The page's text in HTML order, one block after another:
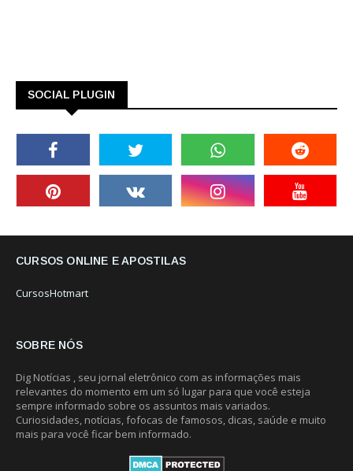
SOCIAL PLUGIN
CURSOS ONLINE E APOSTILAS
CursosHotmart
SOBRE NÓS
Dig Notícias , seu jornal eletrônico com as informações mais
relevantes do momento em um só lugar para que você esteja
sempre informado sobre os assuntos mais variados.
Curiosidades, notícias, fofocas de famosos, dicas, saúde e muito
mais para você ficar bem informado.